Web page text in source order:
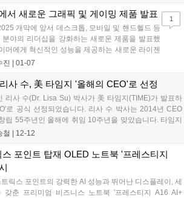
즈니스 노트북답게 16.9mm의 얇은 두께 그리고 이와 어
고급스러운 디자인을 갖추고 있다. 또한 16인치의 화면
2kg이 넘지 않은 무게도 눈에 띈다. 16인치의 화면과
, OLED 패널의 또렷함이 삼위일체를 이뤄 보는 맛이 나
지원한다....
서 새로운 그래픽 및 게이밍 제품 발표
개막에 앞서 데스크톱, 모바일 및 핸드헬드 등
분야의 리더십을 강화하는 새로운 제품을 발표했
머에게 혁신적인 성능을 제공하는 새로운 라이젠
9950X3D) 및 라이젠 9900X3D(Ryzen™
진 | 01-07
1
사 수, 美 타임지 '올해의 CEO'로 선정
리사 수(Dr. Lisa Su) 박사가 美 타임지(TIME)가 발표하
로 공식 선정되었습니다. 리사 수 박사는 2014년 CEO
립 55주년인 올해에 취임 10주년을 맞았습니다. 타임지
선정에 있어 2024년에 업계와 세계에 큰 영향을 미친 리
철 | 12-12
포인트 탑재 OLED 노트북 '프레스티지
릭스 포인트의 강력한 AI 성능과 뛰어난 디스플레이, 세
갖춘 프리미엄 비즈니스 노트북 '프레스티지 A16 AI+